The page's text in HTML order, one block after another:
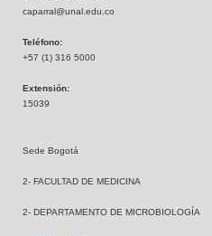
caparral@unal.edu.co
Teléfono:
+57 (1) 316 5000
Extensión:
15039
Sede Bogotá
2- FACULTAD DE MEDICINA
2- DEPARTAMENTO DE MICROBIOLOGÍA